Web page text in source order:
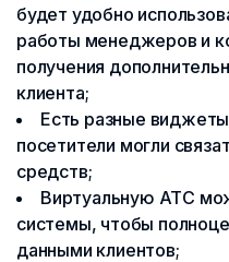
будет удобно
работы менеджеров и
получения
клиента;
Есть разные
посетители могли
средств;
Виртуальную АТС
системы, чтобы
данными клиентов;